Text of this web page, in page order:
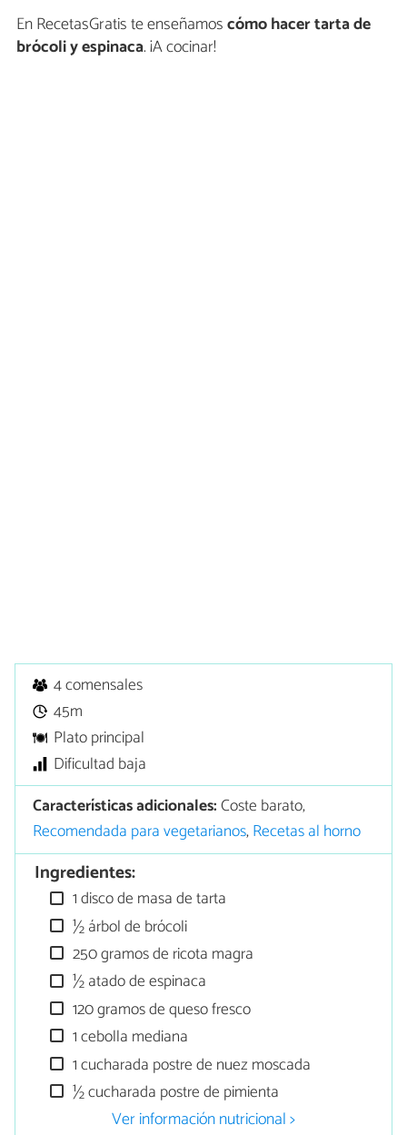
En RecetasGratis te enseñamoscómo hacertarta de
brócoli y espinaca. ¡A cocinar!
4 comensales
45m
Plato principal
Dificultad baja
Características adicionales:Coste barato,
Recomendada para vegetarianos,Recetas al horno
Ingredientes:
1 disco de masa de tarta
½ árbol de brócoli
250 gramos de ricota magra
½ atado de espinaca
120 gramos de queso fresco
1 cebolla mediana
1 cucharada postre de nuez moscada
½ cucharada postre de pimienta
Ver información nutricional >